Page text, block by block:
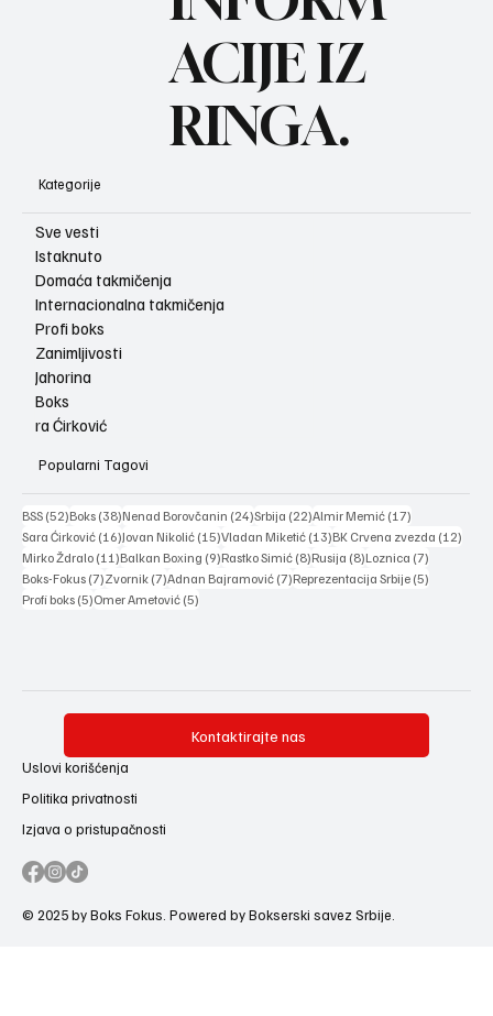
ACIJE IZ
RINGA.
Kategorije
Sve vesti
Istaknuto
Domaća takmičenja
Internacionalna takmičenja
Profi boks
Zanimljivosti
Jahorina
Boks
ra Ćirković
Popularni Tagovi
BSS (52)52 posts
Boks (38)38 posts
Nenad Borovčanin (24)24 posts
Srbija (22)22 posts
Almir Memić (17)
Sara Ćirković (16)16 posts
Jovan Nikolić (15)15 posts
Vladan Miketić (13)13 posts
BK Crvena zvezda (12)
Mirko Ždralo (11)11 posts
Balkan Boxing (9)9 posts
Rastko Simić (8)8 posts
Rusija (8)8 posts
Loznica (7)
Boks-Fokus (7)7 posts
Zvornik (7)7 posts
Adnan Bajramović (7)7 posts
Reprezentacija Srbije (5)
Profi boks (5)5 posts
Omer Ametović (5)
Kontaktirajte nas
Uslovi korišćenja
Politika privatnosti
Izjava o pristupačnosti
© 2025 by Boks Fokus. Powered by Bokserski savez Srbije.